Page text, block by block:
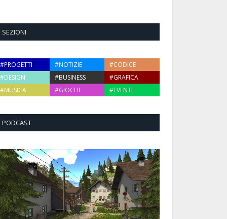
SEZIONI
#PROGETTI #NOTIZIE
#CODICE
#DESIGN
#BUSINESS
#GRAFICA
#MUSICA
#GIOCHI #EVENTI
PODCAST